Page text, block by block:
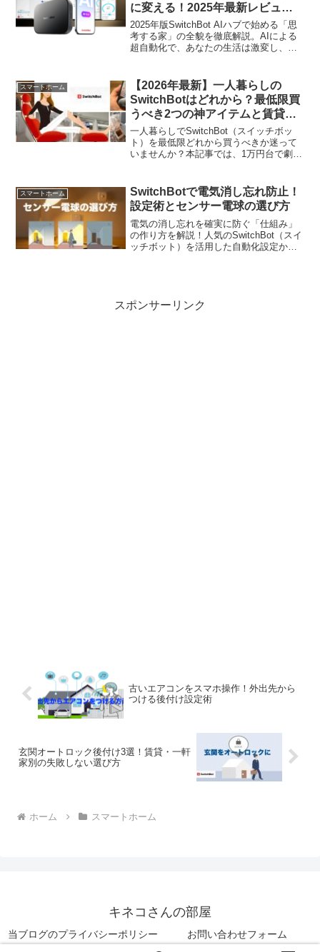
に変える！2025年最新レビュー
と爆速時短術
2025年版SwitchBot AIハブで始める「思
考する家」の全貌を徹底解説。AIによる
超自動化で、あなたの生活は激変し、家
スを完全網羅。次世代スマートホームの
第一歩を踏み出しましょう。
スマートホーム
【2026年最新】一人暮らしの
SwitchBotはどれから？最低限買
うべき2つの神アイテムと賃貸で
の注意点
一人暮らしでSwitchBot（スイッチボッ
ト）を最低限どれから買うべきか迷って
いませんか？本記事では、1万円台で劇的
賃貸でも壁を傷つけない設置方法、後悔
しない選び方を網羅。
スマートホーム
SwitchBotで電気消し忘れ防止！
設定術とセンサー電球の選び方
電気の消し忘れを確実に防ぐ「仕組み」
の作り方を解説！人気のSwitchBot（スイ
ッチボット）を活用した自動化設定か
レスをゼロにしたい方は必見の実践ガイ
ドです。
スポンサーリンク
古いエアコンをスマホ操作！外出先から
つける後付け設定術
玄関オートロック後付け3選！賃貸・一軒
家別の失敗しない選び方
ホーム スマートホーム
キネコさんの部屋
当ブログのプライバシーポリシー お問い合わせフォーム